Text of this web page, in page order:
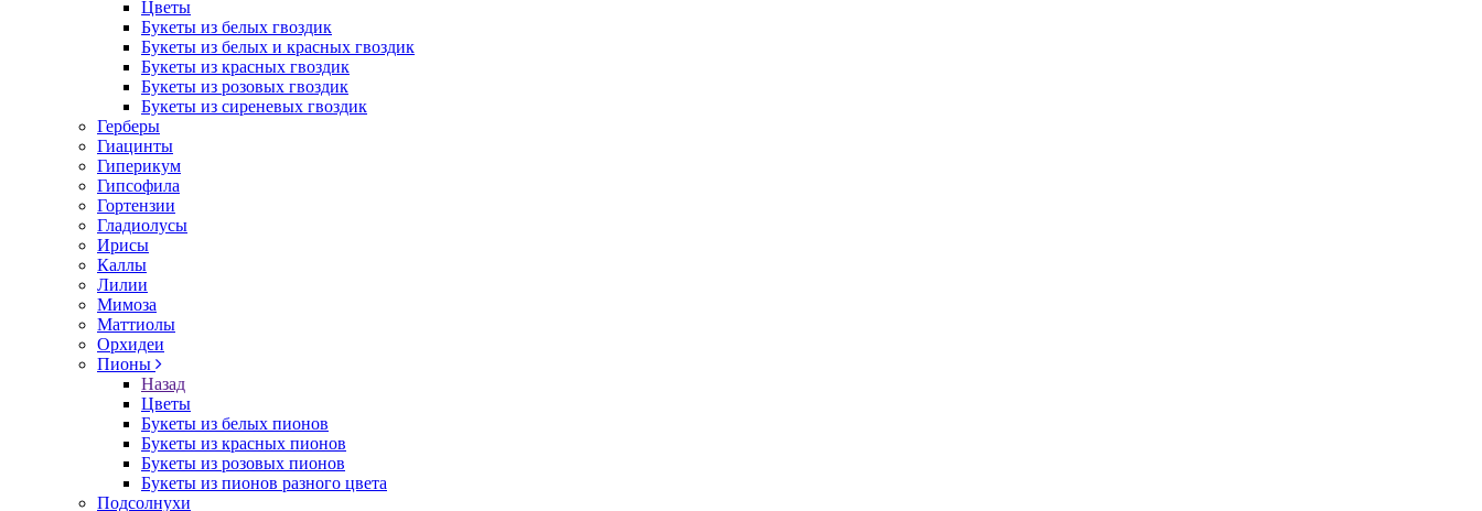
Цветы
Букеты из белых гвоздик
Букеты из белых и красных гвоздик
Букеты из красных гвоздик
Букеты из розовых гвоздик
Букеты из сиреневых гвоздик
Герберы
Гиацинты
Гиперикум
Гипсофила
Гортензии
Гладиолусы
Ирисы
Каллы
Лилии
Мимоза
Маттиолы
Орхидеи
Пионы
Назад
Цветы
Букеты из белых пионов
Букеты из красных пионов
Букеты из розовых пионов
Букеты из пионов разного цвета
Подсолнухи